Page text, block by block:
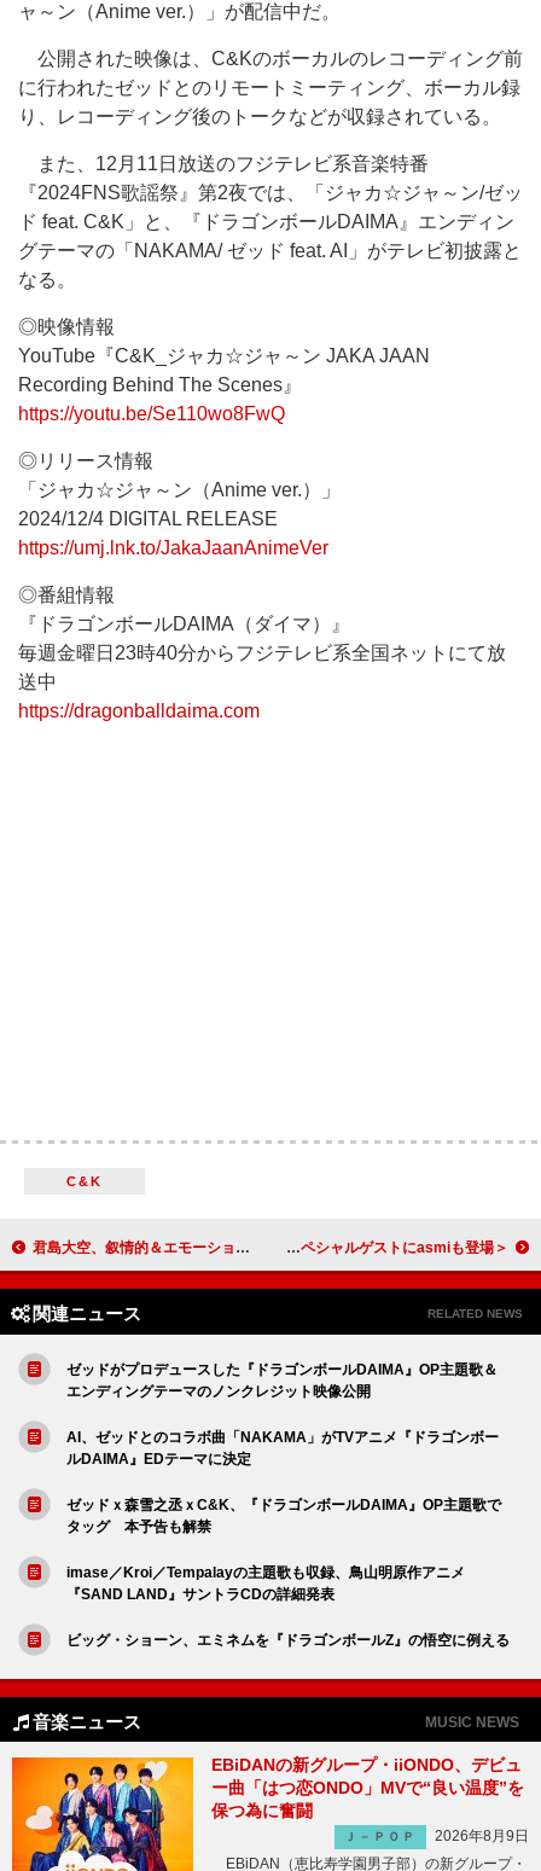
ャ～ン（Anime ver.）」が配信中だ。
公開された映像は、C&Kのボーカルのレコーディング前
に行われたゼッドとのリモートミーティング、ボーカル録
り、レコーディング後のトークなどが収録されている。
また、12月11日放送のフジテレビ系音楽特番
『2024FNS歌謡祭』第2夜では、「ジャカ☆ジャ～ン/ゼッ
ド feat. C&K」と、『ドラゴンボールDAIMA』エンディン
グテーマの「NAKAMA/ ゼッド feat. AI」がテレビ初披露と
なる。
◎映像情報
YouTube『C&K_ジャカ☆ジャ～ン JAKA JAAN
Recording Behind The Scenes』
https://youtu.be/Se110wo8FwQ
◎リリース情報
「ジャカ☆ジャ～ン（Anime ver.）」
2024/12/4 DIGITAL RELEASE
https://umj.lnk.to/JakaJaanAnimeVer
◎番組情報
『ドラゴンボールDAIMA（ダイマ）』
毎週金曜日23時40分からフジテレビ系全国ネットにて放
送中
https://dragonballdaima.com
C&K
君島大空、叙情的＆エモーショナルな新曲「Lover」配信リリース ＜ライブレポート＞神はサイコロを振らない、特別なアレンジで届けた初ビルボードライブ公演――スペシャルゲストにasmiも登場
関連ニュース RELATED NEWS
ゼッドがプロデュースした『ドラゴンボールDAIMA』OP主題歌＆
エンディングテーマのノンクレジット映像公開
AI、ゼッドとのコラボ曲「NAKAMA」がTVアニメ『ドラゴンボー
ルDAIMA』EDテーマに決定
ゼッドｘ森雪之丞ｘC&K、『ドラゴンボールDAIMA』OP主題歌で
タッグ 本予告も解禁
imase／Kroi／Tempalayの主題歌も収録、鳥山明原作アニメ
『SAND LAND』サントラCDの詳細発表
ビッグ・ショーン、エミネムを『ドラゴンボールZ』の悟空に例える
音楽ニュース MUSIC NEWS
EBiDANの新グループ・iiONDO、デビュ
ー曲「はつ恋ONDO」MVで“良い温度”を
保つ為に奮闘
Ｊ－ＰＯＰ
2026年8月9日
EBiDAN（恵比寿学園男子部）の新グループ・